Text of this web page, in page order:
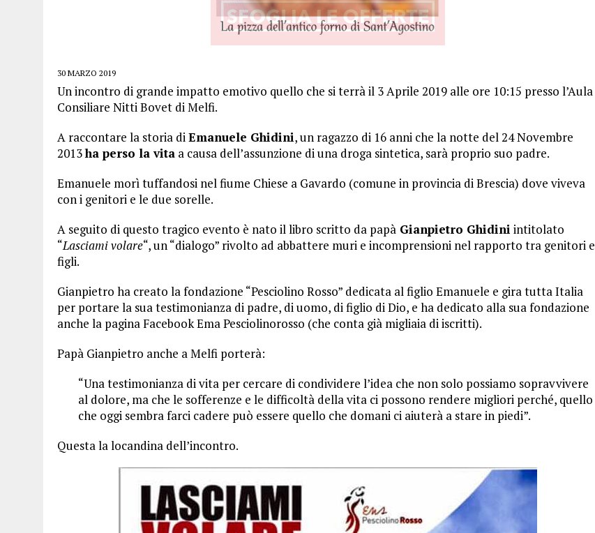
30 MARZO 2019
Un incontro di grande impatto emotivo quello che si terrà il 3 Aprile 2019 alle ore 10:15 presso l’Aula
Consiliare Nitti Bovet di Melfi.
A raccontare la storia diEmanuele Ghidini, un ragazzo di 16 anni che la notte del 24 Novembre
2013ha perso la vita a causa dell’assunzione di una droga sintetica, sarà proprio suo padre.
Emanuele morì tuffandosi nel fiume Chiese a Gavardo (comune in provincia di Brescia) dove viveva
con i genitori e le due sorelle.
A seguito di questo tragico evento è nato il libro scritto da papà Gianpietro Ghidini intitolato
“Lasciami volare“, un “dialogo” rivolto ad abbattere muri e incomprensioni nel rapporto tra genitori e
figli.
Gianpietro ha creato la fondazione “Pesciolino Rosso” dedicata al figlio Emanuele e gira tutta Italia
per portare la sua testimonianza di padre, di uomo, di figlio di Dio, e ha dedicato alla sua fondazione
anche la pagina Facebook Ema Pesciolinorosso (che conta già migliaia di iscritti).
Papà Gianpietro anche a Melfi porterà:
“Una testimonianza di vita per cercare di condividere l’idea che non solo possiamo sopravvivere
al dolore, ma che le sofferenze e le difficoltà della vita ci possono rendere migliori perché, quello
che oggi sembra farci cadere può essere quello che domani ci aiuterà a stare in piedi”.
Questa la locandina dell’incontro.